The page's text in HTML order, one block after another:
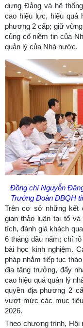
dựng Đảng và hệ
cao hiệu lực, hiệu quả
phương 2 cấp; giữ
củng cố niềm tin của
quản lý của Nhà nước.
Đồng chí Nguyễn
Trưởng Đoàn ĐBQH
Trên cơ sở những kết
gian thảo luận tại tổ
tích, đánh giá khách
6 tháng đầu năm; chỉ
bài học kinh nghiệm.
pháp nhằm tiếp tục
địa tăng trưởng, đẩy
cao hiệu quả quản lý
quyền địa phương 2
vượt mức các mục
2026.
Theo chương trình, Hội